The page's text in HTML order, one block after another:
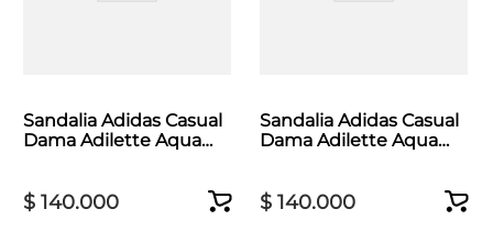
Sandalia Adidas Casual
Dama Adilette Aqua
$ 140.000
Sandalia Adidas Casual
Dama Adilette Aqua
$ 140.000